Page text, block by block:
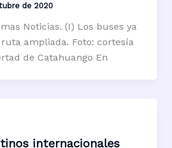
de 2020
Noticias. (I) Los buses ya
ampliada. Foto: cortesía
de Catahuango En
internacionales